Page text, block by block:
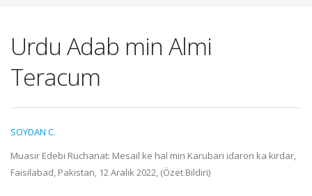
Urdu Adab min Almi
Teracum
SOYDAN C.
Muasir Edebi Ruchanat: Mesail ke hal min Karubari idaron ka kirdar,
Faisilabad, Pakistan, 12 Aralık 2022, (Özet Bildiri)